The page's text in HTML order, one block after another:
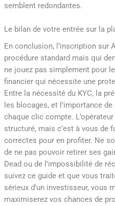
semblent redondantes.
Le bilan de votre entrée sur la
En conclusion, l’inscription sur
procédure standard mais qui
ne jouez pas simplement pour
financier qui nécessite une
Entre la nécessité du KYC, la
les blocages, et l’importance
chaque clic compte.
structuré, mais c’est à vous de
correctes pour en profiter. Ne
de ne pas pouvoir retirer ses
Dead ou de l’impossibilité de
suivez ce guide et que vous
sérieux d’un investisseur, vous
maximiserez vos chances de